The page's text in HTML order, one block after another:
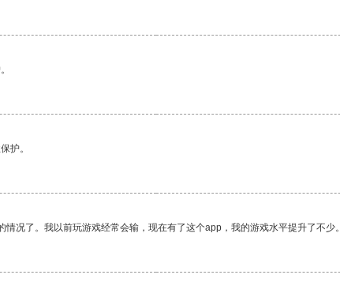
护。
况了。我以前玩游戏经常会输，现在有了这个app，我的游戏水平提升了不少。